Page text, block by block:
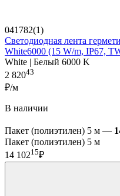
041782(1)
Светодиодная лента
White6000 (15 W/m, IP67,
White | Белый 6000 K
2 82043
₽/м
В наличии
Пакет (полиэтилен) 5 м —
Пакет (полиэтилен) 5 м
14 10215₽